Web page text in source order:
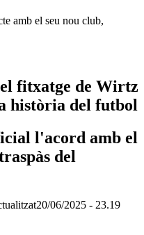
amb el seu nou club,
fitxatge de Wirtz
història del futbol
l'acord amb el
del
20/06/2025 - 23.19